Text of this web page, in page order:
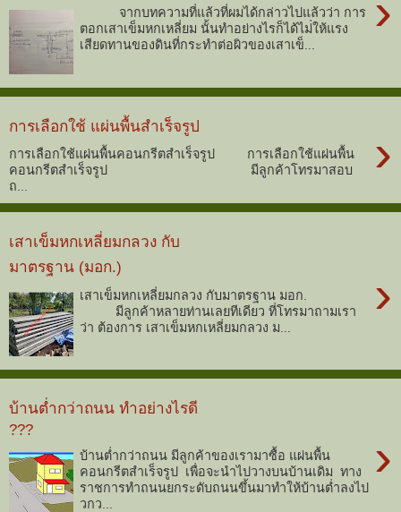
›
จากบทความที่แล้วที่ผมได้กล่าวไปแล้วว่า การ
ตอกเสาเข็มหกเหลี่ยม นั้นทำอย่างไรก็ได้ไม่่ให้แรง
เสียดทานของดินที่กระทำต่อผิวของเสาเข็...
การเลือกใช้ แผ่นพื้นสำเร็จรูป ›
การเลือกใช้แผ่นพื้นคอนกรีตสำเร็จรูป การเลือกใช้แผ่นพื้น
คอนกรีตสำเร็จรูป มีลูกค้าโทรมาสอบ
ถ...
เสาเข็มหกเหลี่ยมกลวง กับ
มาตรฐาน (มอก.)
›
เสาเข็มหกเหลี่ยมกลวง กับมาตรฐาน มอก.
มีลูกค้าหลายท่านเลยทีเดียว ที่โทรมาถามเรา
ว่า ต้องการ เสาเข็มหกเหลี่ยมกลวง ม...
บ้านต่ำกว่าถนน ทำอย่างไรดี
???
›
บ้านต่ำกว่าถนน มีลูกค้าของเรามาซื้อ แผ่นพื้น
คอนกรีตสำเร็จรูป เพื่อจะนำไปวางบนบ้านเดิม ทาง
ราชการทำถนนยกระดับถนนขึ้นมาทำให้บ้านต่ำลงไป
วกว...